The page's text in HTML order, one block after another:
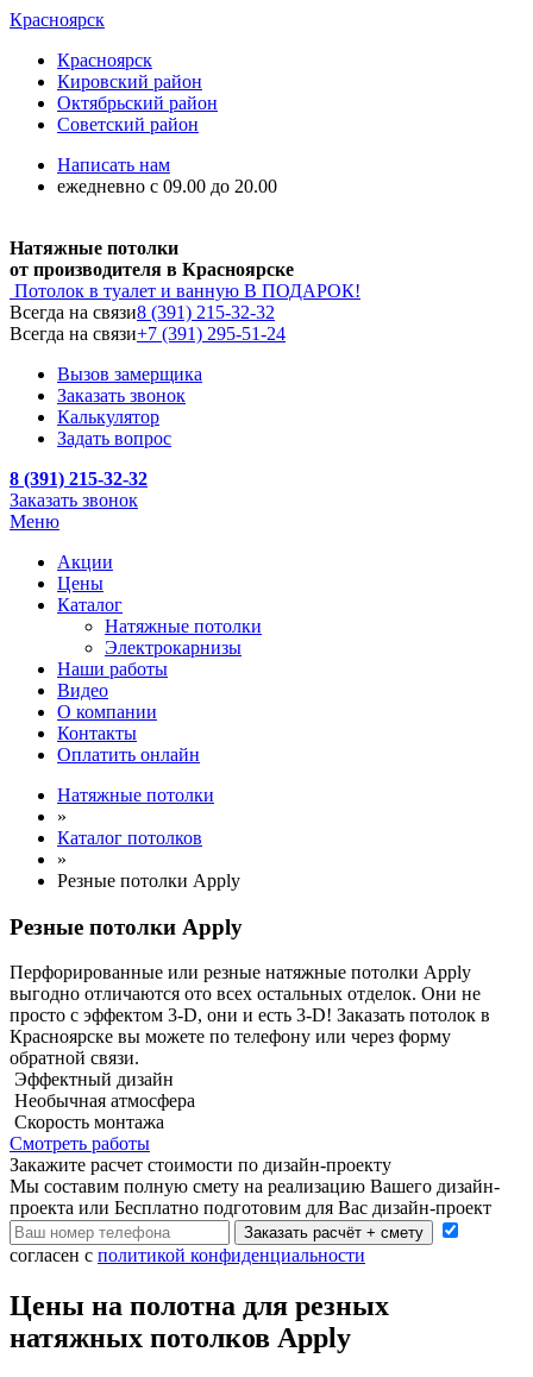
Красноярск
Красноярск
Кировский район
Октябрьский район
Советский район
Написать нам
ежедневно с 09.00 до 20.00
Натяжные потолки
от производителя в Красноярске
Потолок в туалет и ванную В ПОДАРОК!
Всегда на связи8 (391) 215-32-32
Всегда на связи+7 (391) 295-51-24
Вызов замерщика
Заказать звонок
Калькулятор
Задать вопрос
8 (391) 215-32-32
Заказать звонок
Меню
Акции
Цены
Каталог
Натяжные потолки
Электрокарнизы
Наши работы
Видео
О компании
Контакты
Оплатить онлайн
Натяжные потолки
»
Каталог потолков
»
Резные потолки Apply
Резные потолки Apply
Перфорированные или резные натяжные потолки Apply
выгодно отличаются ото всех остальных отделок. Они не
просто с эффектом 3-D, они и есть 3-D! Заказать потолок в
Красноярске вы можете по телефону или через форму
обратной связи.
Эффектный дизайн
Необычная атмосфера
Скорость монтажа
Смотреть работы
Закажите расчет cтоимости по дизайн-проекту
Мы составим полную смету на реализацию Вашего дизайн-
проекта или Бесплатно подготовим для Вас дизайн-проект
Заказать расчёт + смету
согласен с политикой конфиденциальности
Цены на полотна для резных
натяжных потолков Apply